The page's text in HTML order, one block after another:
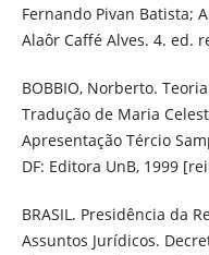
Fernando Pivan Batista;
Alaôr Caffé Alves. 4. ed.
BOBBIO, Norberto.
Tradução de Maria
Apresentação Tércio
DF: Editora UnB, 1999
BRASIL. Presidência da
Assuntos Jurídicos.